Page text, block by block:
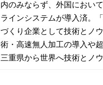
内のみならず、外国におい
ラインシステムが導入済。
づくり企業として技術とノ
術・高速無人加工の導入や
三重県から世界へ技術とノ